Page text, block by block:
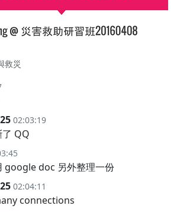
救災
02:03:19
QQ
google doc 另外整理一份
02:04:11
connections